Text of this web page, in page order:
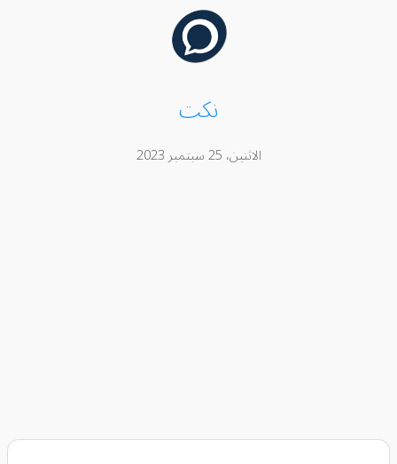
نكت
الاثنين، 25 سبتمبر 2023